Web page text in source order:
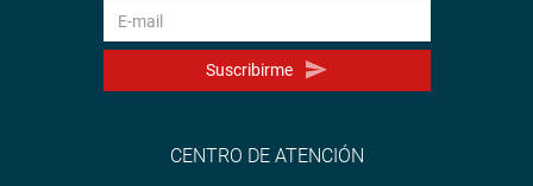
Suscribirme
CENTRO DE ATENCIÓN